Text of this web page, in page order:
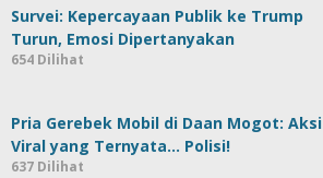
Survei: Kepercayaan Publik ke Trump
Turun, Emosi Dipertanyakan
654 Dilihat
Pria Gerebek Mobil di Daan Mogot: Aksi
Viral yang Ternyata… Polisi!
637 Dilihat